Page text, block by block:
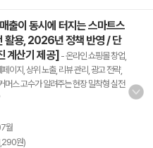
출이 동시에 터지는 스마트스
활용, 2026년 정책 반영 / 단
계산기 제공] - 온라인 쇼핑몰 창업,
이지, 상위 노출, 리뷰 관리, 광고 전략,
머스 고수가 알려주는 현장 밀착형 실전
월
원)